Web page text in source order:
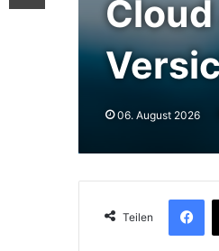
06. August 2026
Teilen